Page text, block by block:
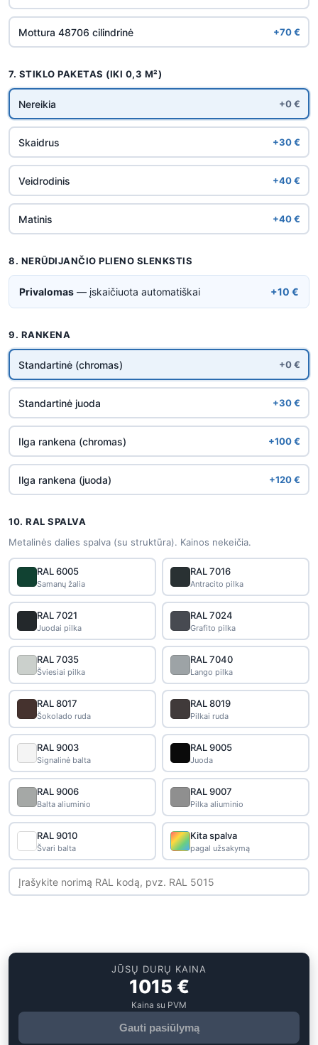
Mottura 48706 cilindrinė +70 €
7. STIKLO PAKETAS (IKI 0,3 M²)
Nereikia +0 €
Skaidrus +30 €
Veidrodinis +40 €
Matinis +40 €
8. NERŪDIJANČIO PLIENO SLENKSTIS
Privalomas — įskaičiuota automatiškai +10 €
9. RANKENA
Standartinė (chromas) +0 €
Standartinė juoda +30 €
Ilga rankena (chromas) +100 €
Ilga rankena (juoda) +120 €
10. RAL SPALVA
Metalinės dalies spalva (su struktūra). Kainos nekeičia.
RAL 6005
Samanų žalia
RAL 7016
Antracito pilka
RAL 7021
Juodai pilka
RAL 7024
Grafito pilka
RAL 7035
Šviesiai pilka
RAL 7040
Lango pilka
RAL 8017
Šokolado ruda
RAL 8019
Pilkai ruda
RAL 9003
Signalinė balta
RAL 9005
Juoda
RAL 9006
Balta aliuminio
RAL 9007
Pilka aliuminio
RAL 9010
Švari balta
Kita spalva
pagal užsakymą
JŪSŲ DURŲ KAINA
1015 €
Kaina su PVM
Gauti pasiūlymą